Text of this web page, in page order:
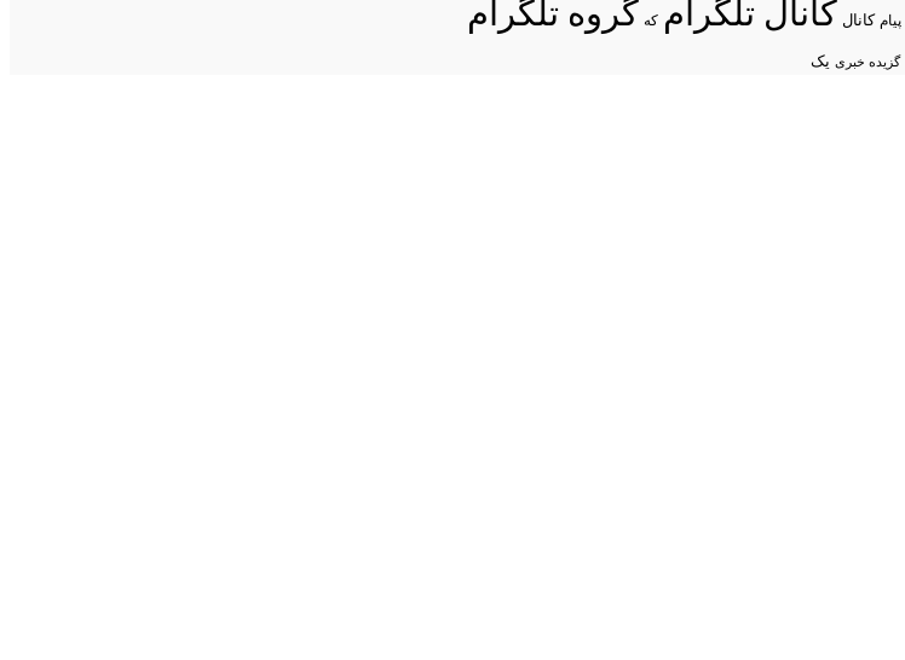
پیام کانال کانال تلگرام که گروه تلگرام
گزیده خبری یک